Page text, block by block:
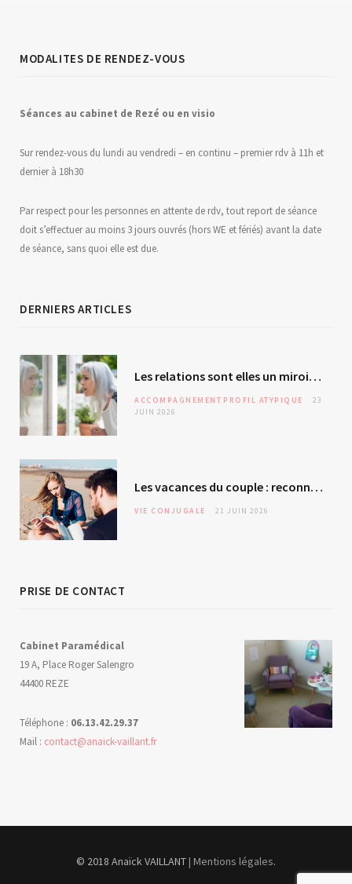
MODALITES DE RENDEZ-VOUS
Séances au cabinet de Rezé ou en visio
Sur rendez-vous du lundi au vendredi – en continu – premier rdv à 11h et
dernier à 18h30
Par respect pour les personnes en attente de rdv, tout report de séance
doit s’effectuer au moins 3 jours ouvrés (hors WE et fériés) avant la date
de séance, sans quoi elle est due.
DERNIERS ARTICLES
Les relations sont elles un miroir de soi ? L’autre – révélateur malgré lui ?
ACCOMPAGNEMENT PROFIL ATYPIQUE
23
JUIN 2026
Les vacances du couple : reconnexion ou évitement silencieux ?
VIE CONJUGALE 21 JUIN 2026
PRISE DE CONTACT
Cabinet Paramédical
19 A, Place Roger Salengro
44400 REZE
Téléphone : 06.13.42.29.37
Mail : contact@anaick-vaillant.fr
© 2018 Anaïck VAILLANT| Mentions légales.